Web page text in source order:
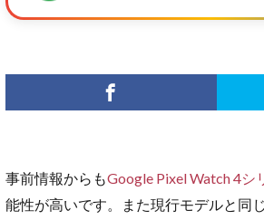
事前情報からもGoogle Pixel Watch 4シ
能性が高いです。また現行モデルと同